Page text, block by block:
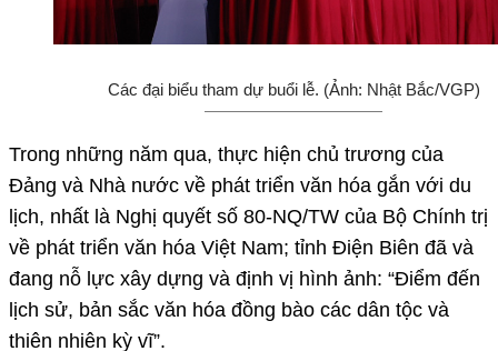
Các đại biểu tham dự buổi lễ. (Ảnh: Nhật Bắc/VGP)
Trong những năm qua, thực hiện chủ trương của
Đảng và Nhà nước về phát triển văn hóa gắn với du
lịch, nhất là Nghị quyết số 80-NQ/TW của Bộ Chính trị
về phát triển văn hóa Việt Nam; tỉnh Điện Biên đã và
đang nỗ lực xây dựng và định vị hình ảnh: “Điểm đến
lịch sử, bản sắc văn hóa đồng bào các dân tộc và
thiên nhiên kỳ vĩ”.